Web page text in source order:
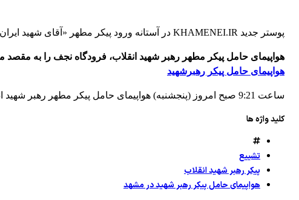
پوستر جدید KHAMENEI.IR در آستانه ورود پیکر مطهر «آقای شهید ایران» به فرودگاه مشهد برای برگزاری مراسم تشییع و تدفین در حرم مطهر ثامن الحجج علیه‌السلام منتشر شد.
هواپیمای حامل پیکر مطهر رهبر شهید انقلاب، فرودگاه نجف را به
هواپیمای حامل پیکر رهبرشهید
ساعت 9:21 صبح امروز (پنجشنبه) هواپیمای حامل پیکر مطهر رهبر شهید انقلاب اسلامی، فرودگاه نجف را به مقصد مشهد مقدس ترک کرد.
کلید واژه ها
تشییع
پیکر رهبر شهید انقلاب
هواپیمای حامل پیکر رهبر شهید در مشهد